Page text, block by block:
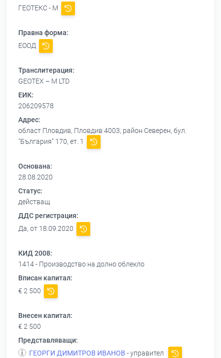
ГЕОТЕКС - М
Правна форма:
ЕООД
Транслитерация:
GEOTEX – M LTD
ЕИК:
206209578
Адрес:
област Пловдив, Пловдив 4003, район Северен, бул.
"България" 170, ет. 1
Основана:
28.08.2020
Статус:
действащ
ДДС регистрация:
Да, от 18.09.2020
КИД 2008:
1414 - Производство на долно облекло
Вписан капитал:
€ 2 500
Внесен капитал:
€ 2 500
Представляващи:
ГЕОРГИ ДИМИТРОВ ИВАНОВ - управител